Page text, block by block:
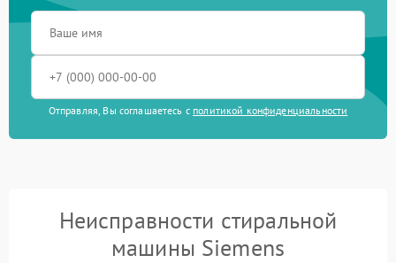
Отправляя, Вы соглашаетесь с политикой конфиденциальности
Неисправности стиральной
машины Siemens